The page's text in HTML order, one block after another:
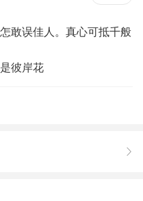
敢误佳人。真心可抵千般
彼岸花
